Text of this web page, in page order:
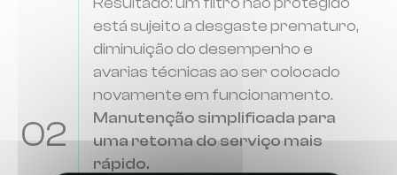
está sujeito a desgaste prematuro,
diminuição do desempenho e
avarias técnicas ao ser colocado
novamente em funcionamento.
02
Manutenção simplificada para
uma retoma do serviço mais
rápido.